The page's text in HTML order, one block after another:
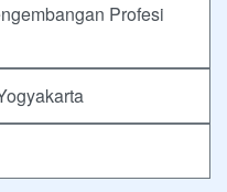
Profesi